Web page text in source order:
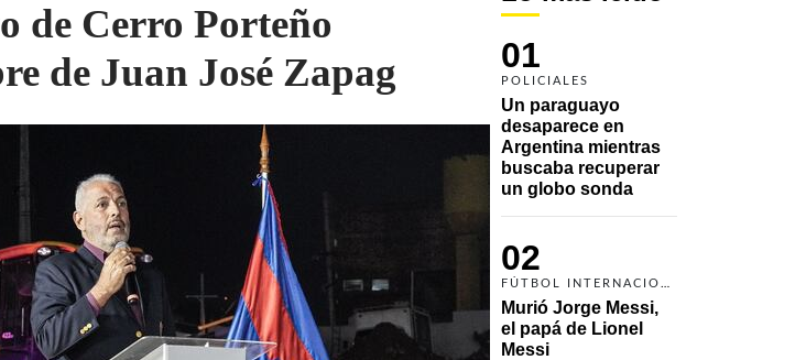
01
POLICIALES
Un paraguayo
desaparece en
Argentina mientras
buscaba recuperar
un globo sonda
02
Murió Jorge Messi,
el papá de Lionel
Messi
de Cerro Porteño
de Juan José Zapag